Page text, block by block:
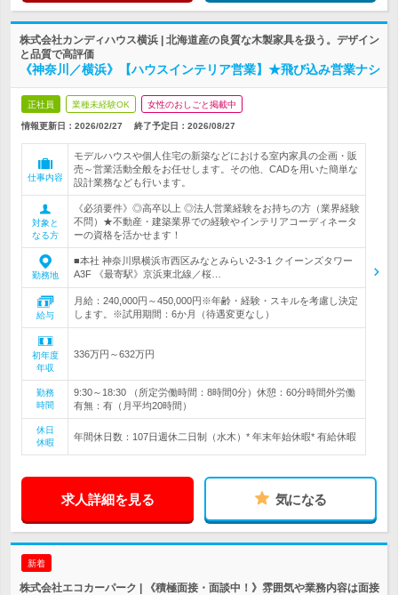
株式会社カンディハウス横浜 | 北海道産の良質な木製家具を扱う。デザイン
と品質で高評価
《神奈川／横浜》【ハウスインテリア営業】★飛び込み営業ナシ
正社員 業種未経験OK 女性のおしごと掲載中
情報更新日：2026/02/27 終了予定日： 2026/08/27
仕事内容
モデルハウスや個人住宅の新築などにおける室内家具の企画・販
売～営業活動全般をお任せします。その他、CADを用いた簡単な
設計業務なども行います。
対象と
なる方
《必須要件》◎高卒以上 ◎法人営業経験をお持ちの方（業界経験
不問）★不動産・建築業界での経験やインテリアコーディネータ
ーの資格を活かせます！
勤務地
■本社 神奈川県横浜市西区みなとみらい2-3-1 クイーンズタワー
A3F 《最寄駅》京浜東北線／桜…
給与
月給：240,000円～450,000円※年齢・経験・スキルを考慮し決定
します。※試用期間：6か月（待遇変更なし）
初年度
年収
336万円～632万円
勤務
時間
9:30～18:30 （所定労働時間：8時間0分）休憩：60分時間外労働
有無：有（月平均20時間）
休日
休暇
年間休日数：107日週休二日制（水木）* 年末年始休暇* 有給休暇
求人詳細を見る 気になる
新着
株式会社エコカーパーク | 《積極面接・面談中！》雰囲気や業務内容は面接